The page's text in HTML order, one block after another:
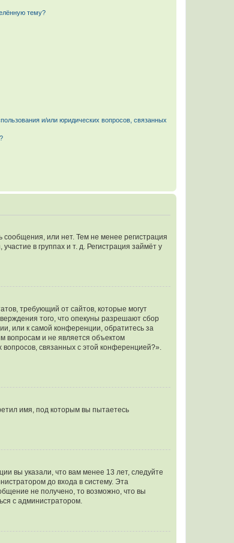
тему?
и/или юридических вопросов, связанных
сообщения, или нет. Тем не менее регистрация
в группах и т. д. Регистрация займёт у
требующий от сайтов, которые могут
того, что опекуны разрешают сбор
или к самой конференции, обратитесь за
вопросам и не является объектом
связанных с этой конференцией?».
имя, под которым вы пытаетесь
вы указали, что вам менее 13 лет, следуйте
до входа в систему. Эта
не получено, то возможно, что вы
с администратором.